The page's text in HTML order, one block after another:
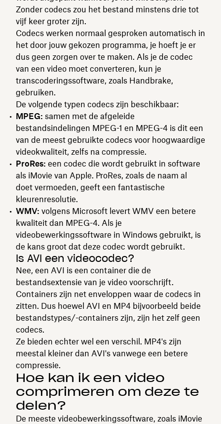
Zonder codecs zou het bestand minstens drie tot
vijf keer groter zijn.
Codecs werken normaal gesproken automatisch in
het door jouw gekozen programma, je hoeft je er
dus geen zorgen over te maken. Als je de codec
van een video moet converteren, kun je
transcoderingssoftware, zoals Handbrake,
gebruiken.
De volgende typen codecs zijn beschikbaar:
MPEG: samen met de afgeleide
bestandsindelingen MPEG-1 en MPEG-4 is dit een
van de meest gebruikte codecs voor hoogwaardige
videokwaliteit, zelfs na compressie.
ProRes: een codec die wordt gebruikt in software
als iMovie van Apple. ProRes, zoals de naam al
doet vermoeden, geeft een fantastische
kleurenresolutie.
WMV: volgens Microsoft levert WMV een betere
kwaliteit dan MPEG-4. Als je
videobewerkingssoftware in Windows gebruikt, is
de kans groot dat deze codec wordt gebruikt.
Is AVI een videocodec?
Nee, een AVI is een container die de
bestandsextensie van je video voorschrijft.
Containers zijn net enveloppen waar de codecs in
zitten. Dus hoewel AVI en MP4 bijvoorbeeld beide
bestandstypes/-containers zijn, zijn het zelf geen
codecs.
Ze bieden echter wel een verschil. MP4's zijn
meestal kleiner dan AVI's vanwege een betere
compressie.
Hoe kan ik een video
comprimeren om deze te
delen?
De meeste videobewerkingssoftware, zoals iMovie